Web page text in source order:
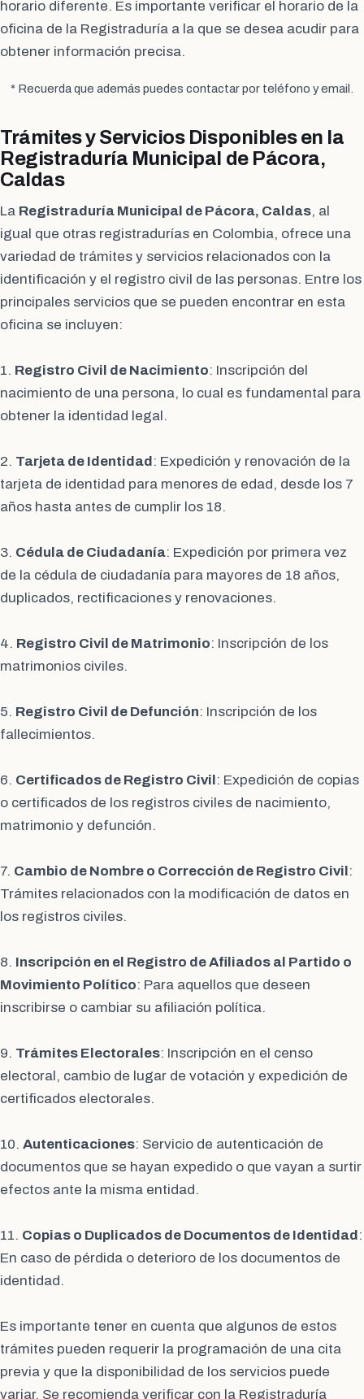
horario diferente. Es importante verificar el horario de la
oficina de la Registraduría a la que se desea acudir para
obtener información precisa.
* Recuerda que además puedes contactar por teléfono y email.
Trámites y Servicios Disponibles en la
Registraduría Municipal de Pácora,
Caldas
La Registraduría Municipal de Pácora, Caldas, al
igual que otras registradurías en Colombia, ofrece una
variedad de trámites y servicios relacionados con la
identificación y el registro civil de las personas. Entre los
principales servicios que se pueden encontrar en esta
oficina se incluyen:
1. Registro Civil de Nacimiento: Inscripción del
nacimiento de una persona, lo cual es fundamental para
obtener la identidad legal.
2. Tarjeta de Identidad : Expedición y renovación de la
tarjeta de identidad para menores de edad, desde los 7
años hasta antes de cumplir los 18.
3. Cédula de Ciudadanía: Expedición por primera vez
de la cédula de ciudadanía para mayores de 18 años,
duplicados, rectificaciones y renovaciones.
4. Registro Civil de Matrimonio: Inscripción de los
matrimonios civiles.
5. Registro Civil de Defunción: Inscripción de los
fallecimientos.
6. Certificados de Registro Civil : Expedición de copias
o certificados de los registros civiles de nacimiento,
matrimonio y defunción.
7. Cambio de Nombre o Corrección de Registro Civil :
Trámites relacionados con la modificación de datos en
los registros civiles.
8. Inscripción en el Registro de Afiliados al Partido o
Movimiento Político: Para aquellos que deseen
inscribirse o cambiar su afiliación política.
9. Trámites Electorales: Inscripción en el censo
electoral, cambio de lugar de votación y expedición de
certificados electorales.
10. Autenticaciones: Servicio de autenticación de
documentos que se hayan expedido o que vayan a surtir
efectos ante la misma entidad.
11. Copias o Duplicados de Documentos de Identidad :
En caso de pérdida o deterioro de los documentos de
identidad.
Es importante tener en cuenta que algunos de estos
trámites pueden requerir la programación de una cita
previa y que la disponibilidad de los servicios puede
variar. Se recomienda verificar con la Registraduría